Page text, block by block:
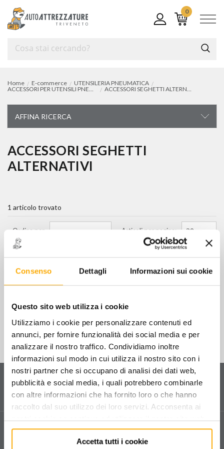
Consenso Dettagli Informazioni sui cookie
Questo sito web utilizza i cookie
Utilizziamo i cookie per personalizzare contenuti ed
annunci, per fornire funzionalità dei social media e per
analizzare il nostro traffico. Condividiamo inoltre
informazioni sul modo in cui utilizza il nostro sito con i
nostri partner che si occupano di analisi dei dati web,
pubblicità e social media, i quali potrebbero combinarle
con altre informazioni che ha fornito loro o che hanno
raccolto dal suo utilizzo dei loro servizi. Acconsenta ai
nostri cookie se continua ad utilizzare il nostro sito web.
Accetta tutti i cookie
0
Home E-commerce
UTENSILERIA PNEUMATICA
ACCESSORI PER UTENSILI PNEUMATICI
ACCESSORI SEGHETTI ALTERNATIVI
AFFINA RICERCA
UTENSILERIA PNEUMATICA
avvitatori pneumatici
smerigliatrici e levigatrici pneumatiche
utensili pneumatici speciali
pistole, tubi e avvolgitubi per aria compressa
FILTRA PER
MARCHI
BETA UTENSILI SPA
ACCESSORI SEGHETTI
ALTERNATIVI
1 articolo trovato
Ordina per Articoli per pagina:
SEGHETTO
€5,50+ IVA
Servizio clienti
per ricevere informazioni sul tuo ordine
e sui nostri prodotti.
Assistenza tecnica
Vendita e assistenza tecnica dedicata in tutta Italia.
Compila il formper richiedere assistenza.